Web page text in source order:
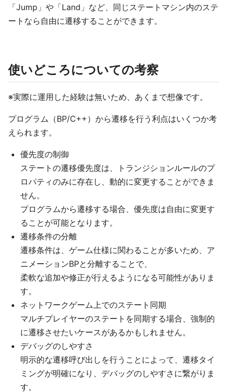
「Jump」や「Land」など、同じステートマシン内のステ
ートなら自由に遷移することができます。
使いどころについての考察
※実際に運用した経験は無いため、あくまで想像です。
プログラム（BP/C++）から遷移を行う利点はいくつか考
えられます。
優先度の制御
ステートの遷移優先度は、トランジションルールのプ
ロパティのみに存在し、動的に変更することができま
せん。
プログラムから遷移する場合、優先度は自由に変更す
ることが可能となります。
遷移条件の分離
遷移条件は、ゲーム仕様に関わることが多いため、ア
ニメーションBPと分離することで、
柔軟な追加や修正が行えるようになる可能性がありま
す。
ネットワークゲーム上でのステート同期
マルチプレイヤーのステートを同期する場合、強制的
に遷移させたいケースがあるかもしれません。
デバッグのしやすさ
明示的な遷移呼び出しを行うことによって、遷移タイ
ミングが明確になり、デバッグのしやすさに繋がりま
す。